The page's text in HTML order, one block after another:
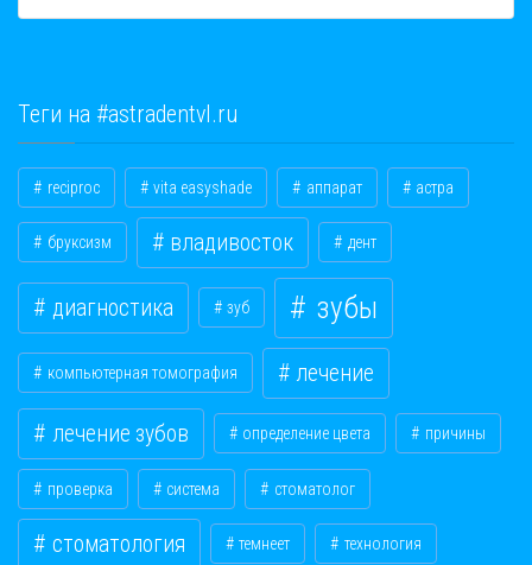
Теги на #astradentvl.ru
reciproc vita easyshade аппарат астра
бруксизм владивосток дент
диагностика зуб зубы
компьютерная томография лечение
лечение зубов определение цвета причины
проверка система стоматолог
стоматология темнеет технология